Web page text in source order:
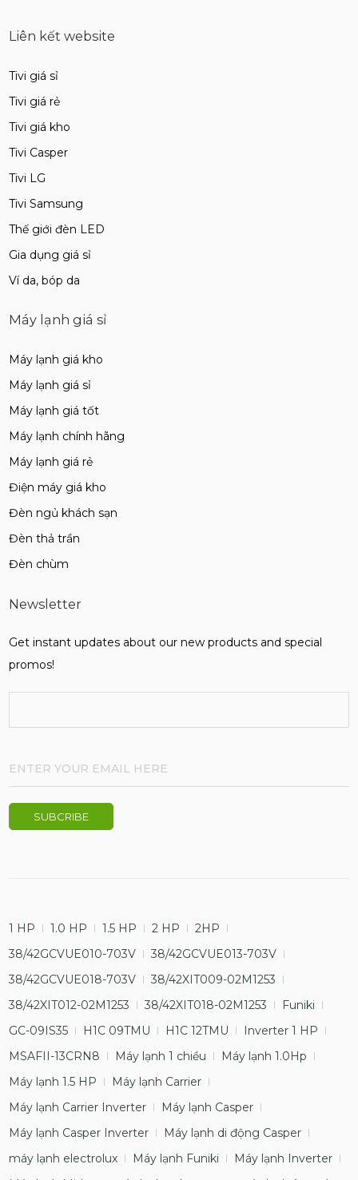
Liên kết website
Tivi giá sỉ
Tivi giá rẻ
Tivi giá kho
Tivi Casper
Tivi LG
Tivi Samsung
Thế giới đèn LED
Gia dụng giá sỉ
Ví da, bóp da
Máy lạnh giá sỉ
Máy lạnh giá kho
Máy lạnh giá sỉ
Máy lạnh giá tốt
Máy lạnh chính hãng
Máy lạnh giá rẻ
Điện máy giá kho
Đèn ngủ khách sạn
Đèn thả trần
Đèn chùm
Newsletter
Get instant updates about our new products and special
promos!
1 HP 1.0 HP 1.5 HP 2 HP
2HP
38/42GCVUE010-703V
38/42GCVUE013-703V
38/42GCVUE018-703V
38/42XIT009-02M1253
38/42XIT012-02M1253
38/42XIT018-02M1253
Funiki
GC-09IS35
H1C 09TMU H1C 12TMU
Inverter 1 HP
MSAFII-13CRN8
Máy lạnh 1 chiều
Máy lạnh 1.0Hp
Máy lạnh 1.5 HP
Máy lạnh Carrier
Máy lạnh Carrier Inverter
Máy lạnh Casper
Máy lạnh Casper Inverter
Máy lạnh di động Casper
máy lạnh electrolux
Máy lạnh Funiki
Máy lạnh Inverter